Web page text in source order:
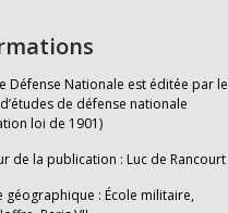
Défense Nationale est éditée par le
de défense nationale
loi de 1901)
de la publication : Luc de Rancourt
géographique : École militaire,